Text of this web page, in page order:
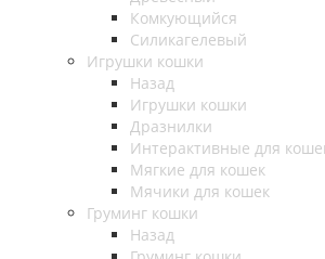
Комкующийся
Силикагелевый
Игрушки кошки
Назад
Игрушки кошки
Дразнилки
Интерактивные для
Мягкие для кошек
Мячики для кошек
Груминг кошки
Назад